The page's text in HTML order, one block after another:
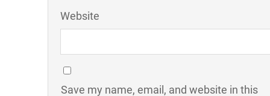
Website
Save my name, email, and website in this